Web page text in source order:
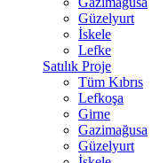
Güzelyurt
İskele
Lefke
Satılık Proje
Tüm Kıbrıs
Lefkoşa
Girne
Gazimağusa
Güzelyurt